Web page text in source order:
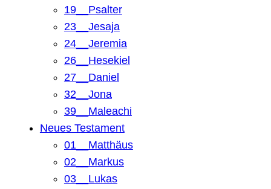
19__Psalter
23__Jesaja
24__Jeremia
26__Hesekiel
27__Daniel
32__Jona
39__Maleachi
Neues Testament
01__Matthäus
02__Markus
03__Lukas